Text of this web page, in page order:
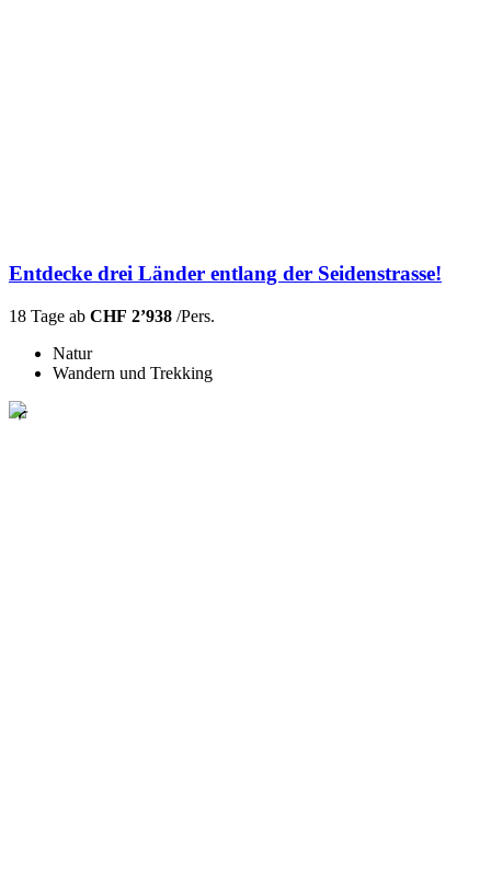
Entdecke drei Länder entlang der Seidenstrasse!
18 Tage ab CHF 2’938 /Pers.
Natur
Wandern und Trekking